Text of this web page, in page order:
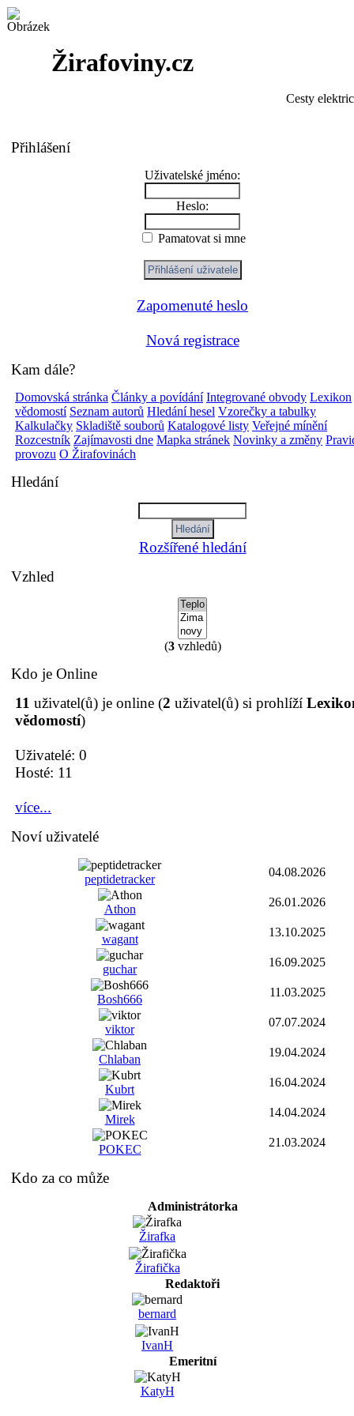
Žirafoviny.cz
Cesty
Přihlášení
Uživatelské jméno:
Heslo:
Pamatovat si mne
Zapomenuté heslo
Nová registrace
Kam dále?
Domovská stránka Články a povídání Integrované obvody Lexikon
vědomostí Seznam autorů Hledání hesel Vzorečky a tabulky
Kalkulačky Skladiště souborů Katalogové listy Veřejné mínění
Rozcestník Zajímavosti dne Mapka stránek Novinky a změny
provozu O Žirafovinách
Hledání
Rozšířené hledání
Vzhled
(3vzhledů)
Kdo je Online
11 uživatel(ů) je online (2 uživatel(ů) si prohlíží
vědomostí)
Uživatelé: 0
Hosté: 11
více...
Noví uživatelé
peptidetracker
04.08.2026
Athon
26.01.2026
wagant
13.10.2025
guchar
16.09.2025
Bosh666
11.03.2025
viktor
07.07.2024
Chlaban
19.04.2024
Kubrt
16.04.2024
Mirek
14.04.2024
POKEC
21.03.2024
Kdo za co může
Administrátorka
Žirafka
Žirafička
Redaktoři
bernard
IvanH
Emeritní
KatyH